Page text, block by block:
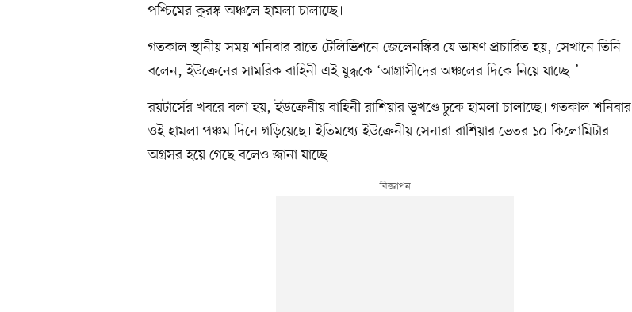
পশ্চিমের কুরস্ক অঞ্চলে হামলা চালাচ্ছে।
গতকাল স্থানীয় সময় শনিবার রাতে টেলিভিশনে জেলেনস্কির যে ভাষণ প্রচারিত হয়, সেখানে তিনি
বলেন, ইউক্রেনের সামরিক বাহিনী এই যুদ্ধকে ‘আগ্রাসীদের অঞ্চলের দিকে নিয়ে যাচ্ছে।’
রয়টার্সের খবরে বলা হয়, ইউক্রেনীয় বাহিনী রাশিয়ার ভূখণ্ডে ঢুকে হামলা চালাচ্ছে। গতকাল শনিবার
ওই হামলা পঞ্চম দিনে গড়িয়েছে। ইতিমধ্যে ইউক্রেনীয় সেনারা রাশিয়ার ভেতর ১০ কিলোমিটার
অগ্রসর হয়ে গেছে বলেও জানা যাচ্ছে।